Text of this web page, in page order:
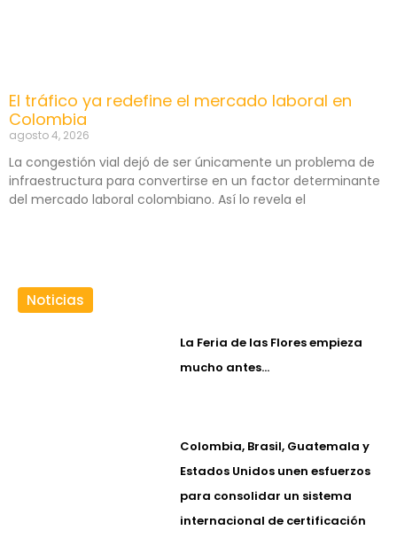
El tráfico ya redefine el mercado laboral en
Colombia
agosto 4, 2026
La congestión vial dejó de ser únicamente un problema de
infraestructura para convertirse en un factor determinante
del mercado laboral colombiano. Así lo revela el
Noticias
La Feria de las Flores empieza
mucho antes…
Colombia, Brasil, Guatemala y
Estados Unidos unen esfuerzos
para consolidar un sistema
internacional de certificación